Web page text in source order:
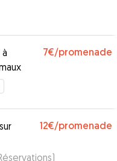
7€/promenade
12€/promenade
)